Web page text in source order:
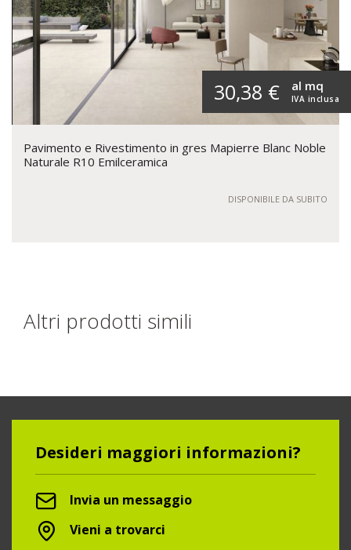
30,38 € IVA inclusa
al mq
Pavimento e Rivestimento in gres Mapierre Blanc Noble
Naturale R10 Emilceramica
DISPONIBILE DA SUBITO
Altri prodotti simili
Desideri maggiori informazioni?
Invia un messaggio
Vieni a trovarci